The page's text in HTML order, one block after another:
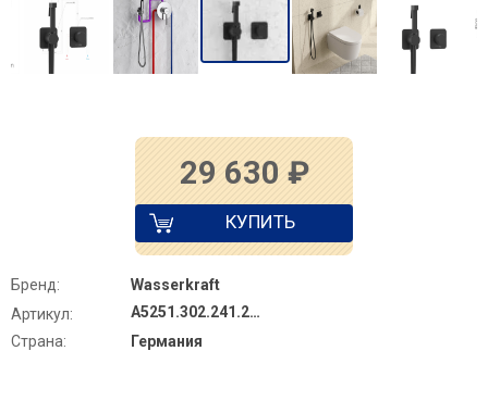
29 630 ₽
КУПИТЬ
Бренд:
Wasserkraft
Артикул:
A5251.302.241.212
Страна:
Германия